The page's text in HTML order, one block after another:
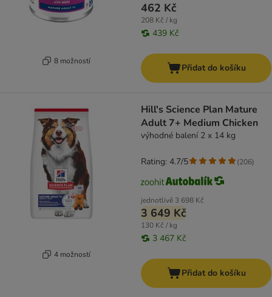
8 možností
462 Kč
208 Kč / kg
439 Kč
Přidat do košíku
4 možností
Hill's Science Plan Mature
Adult 7+ Medium Chicken
výhodné balení 2 x 14 kg
jednotlivě 3 698 Kč
3 649 Kč
130 Kč / kg
3 467 Kč
Rating: 4.7/5 (206)
Přidat do košíku